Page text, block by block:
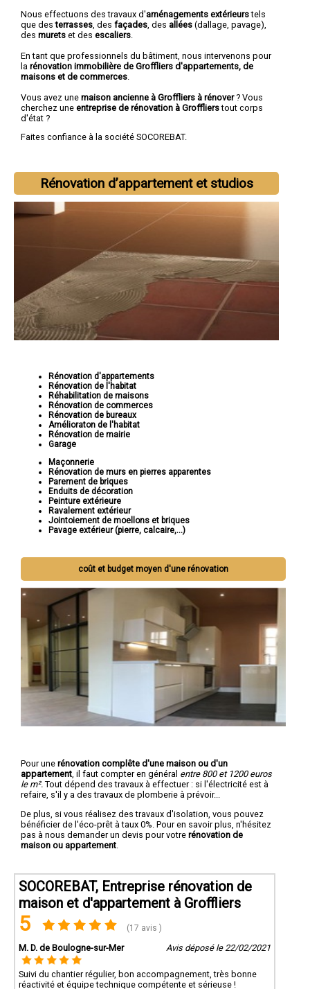
Nous effectuons des travaux d'aménagements extérieurstels
que desterrasses , des façades , des allées (dallage, pavage),
des murets et des escaliers
En tant que professionnels du bâtiment, nous intervenons pour
la rénovation immobilière de Groffliers d'appartements, de
maisons et de commerces
Vous avez une maison ancienne à Groffliers à rénover? Vous
cherchez une entreprise de rénovation à Grofflierstout corps
d'état ?
Faites confiance à la société SOCOREBAT.
Rénovation d’appartement et studios
Rénovation d'appartements
Rénovation de l'habitat
Réhabilitation de maisons
Rénovation de commerces
Rénovation de bureaux
Amélioraton de l'habitat
Rénovation de mairie
Garage
Maçonnerie
Rénovation de murs en pierres apparentes
Parement de briques
Enduits de décoration
Peinture extérieure
Ravalement extérieur
Jointoiement de moellons et briques
Pavage extérieur (pierre, calcaire,...)
coût et budget moyen d'une rénovation
Pour une rénovation complête d'une maison ou d'un
appartement , il faut compter en général entre 800 et 1200 euros
le m². Tout dépend des travaux à effectuer : si l'électricité est à
refaire, s'il y a des travaux de plomberie à prévoir...
De plus, si vous réalisez des travaux d'isolation, vous pouvez
bénéficier de l'éco-prêt à taux 0%. Pour en savoir plus, n'hésitez
pas à nous demander un devis pour votre rénovation de
maison ou appartement
SOCOREBAT, Entreprise rénovation de
maison et d'appartement à Groffliers
5 (17 avis )
M. D. de Boulogne-sur-Mer Avis déposé le 22/02/2021
Suivi du chantier régulier, bon accompagnement, très bonne
réactivité et équipe technique compétente et sérieuse !